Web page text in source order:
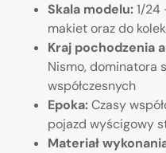
Skala modelu:1/24
makiet oraz do
Kraj pochodzenia
Nismo, dominatora
współczesnych
Epoka:Czasy
pojazd wyścigowy
Materiał